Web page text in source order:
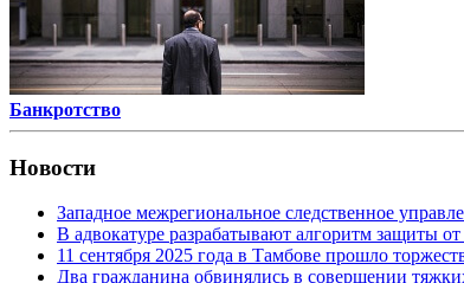
Банкротство
Новости
Западное межрегиональное следственное
В адвокатуре разрабатывают алгоритм защиты
11 сентября 2025 года в Тамбове прошло
Два гражданина обвинялись в совершении